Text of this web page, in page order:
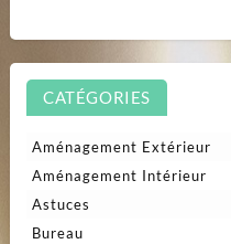
CATÉGORIES
Aménagement Extérieur
Aménagement Intérieur
Astuces
Bureau